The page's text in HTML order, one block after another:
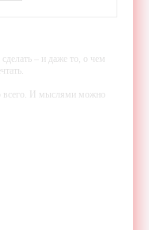
– и даже то, о чем
И мыслями можно